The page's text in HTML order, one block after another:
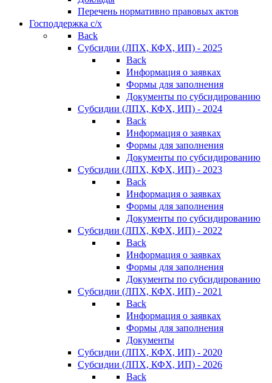
Перечень нормативно правовых актов
Господдержка с/х
Back
Субсидии (ЛПХ, КФХ, ИП) - 2025
Back
Информация о заявках
Формы для заполнения
Документы по субсидированию
Субсидии (ЛПХ, КФХ, ИП) - 2024
Back
Информация о заявках
Формы для заполнения
Документы по субсидированию
Субсидии (ЛПХ, КФХ, ИП) - 2023
Back
Информация о заявках
Формы для заполнения
Документы по субсидированию
Субсидии (ЛПХ, КФХ, ИП) - 2022
Back
Информация о заявках
Формы для заполнения
Документы по субсидированию
Субсидии (ЛПХ, КФХ, ИП) - 2021
Back
Информация о заявках
Формы для заполнения
Документы
Субсидии (ЛПХ, КФХ, ИП) - 2020
Субсидии (ЛПХ, КФХ, ИП) - 2026
Back